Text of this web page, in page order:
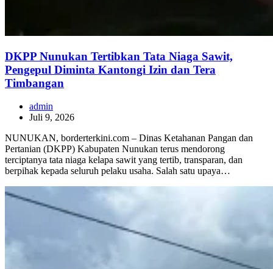
DKPP Nunukan Tertibkan Tata Niaga Sawit,
Pengepul Diminta Kantongi Izin dan Tera
Timbangan
admin
Juli 9, 2026
NUNUKAN, borderterkini.com – Dinas Ketahanan Pangan dan
Pertanian (DKPP) Kabupaten Nunukan terus mendorong
terciptanya tata niaga kelapa sawit yang tertib, transparan, dan
berpihak kepada seluruh pelaku usaha. Salah satu upaya…